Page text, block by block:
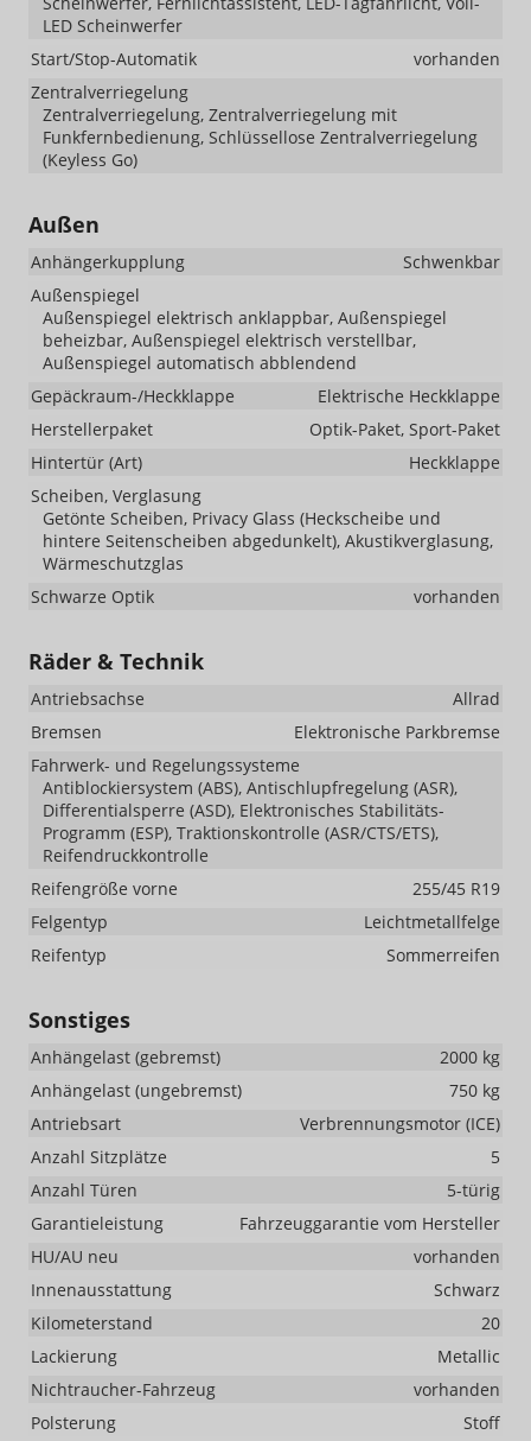
LED Scheinwerfer
Start/Stop-Automatik
vorhanden
Zentralverriegelung
Zentralverriegelung, Zentralverriegelung mit
Funkfernbedienung, Schlüssellose Zentralverriegelung
(Keyless Go)
Außen
Anhängerkupplung
Schwenkbar
Außenspiegel
Außenspiegel elektrisch anklappbar, Außenspiegel
beheizbar, Außenspiegel elektrisch verstellbar,
Außenspiegel automatisch abblendend
Gepäckraum-/Heckklappe
Elektrische Heckklappe
Herstellerpaket
Optik-Paket, Sport-Paket
Hintertür (Art)
Heckklappe
Scheiben, Verglasung
Getönte Scheiben, Privacy Glass (Heckscheibe und
hintere Seitenscheiben abgedunkelt), Akustikverglasung,
Wärmeschutzglas
Schwarze Optik
vorhanden
Räder & Technik
Antriebsachse
Allrad
Bremsen
Elektronische Parkbremse
Fahrwerk- und Regelungssysteme
Antiblockiersystem (ABS), Antischlupfregelung (ASR),
Differentialsperre (ASD), Elektronisches Stabilitäts-
Programm (ESP), Traktionskontrolle (ASR/CTS/ETS),
Reifendruckkontrolle
Reifengröße vorne
255/45 R19
Felgentyp
Leichtmetallfelge
Reifentyp
Sommerreifen
Sonstiges
Anhängelast (gebremst)
2000 kg
Anhängelast (ungebremst)
750 kg
Antriebsart
Verbrennungsmotor (ICE)
Anzahl Sitzplätze
5
Anzahl Türen
5-türig
Garantieleistung
Fahrzeuggarantie vom Hersteller
HU/AU neu
vorhanden
Innenausstattung
Schwarz
Kilometerstand
20
Lackierung
Metallic
Nichtraucher-Fahrzeug
vorhanden
Polsterung
Stoff